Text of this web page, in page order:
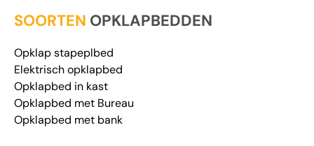
SOORTEN OPKLAPBEDDEN
Opklap stapeplbed
Elektrisch opklapbed
Opklapbed in kast
Opklapbed met Bureau
Opklapbed met bank